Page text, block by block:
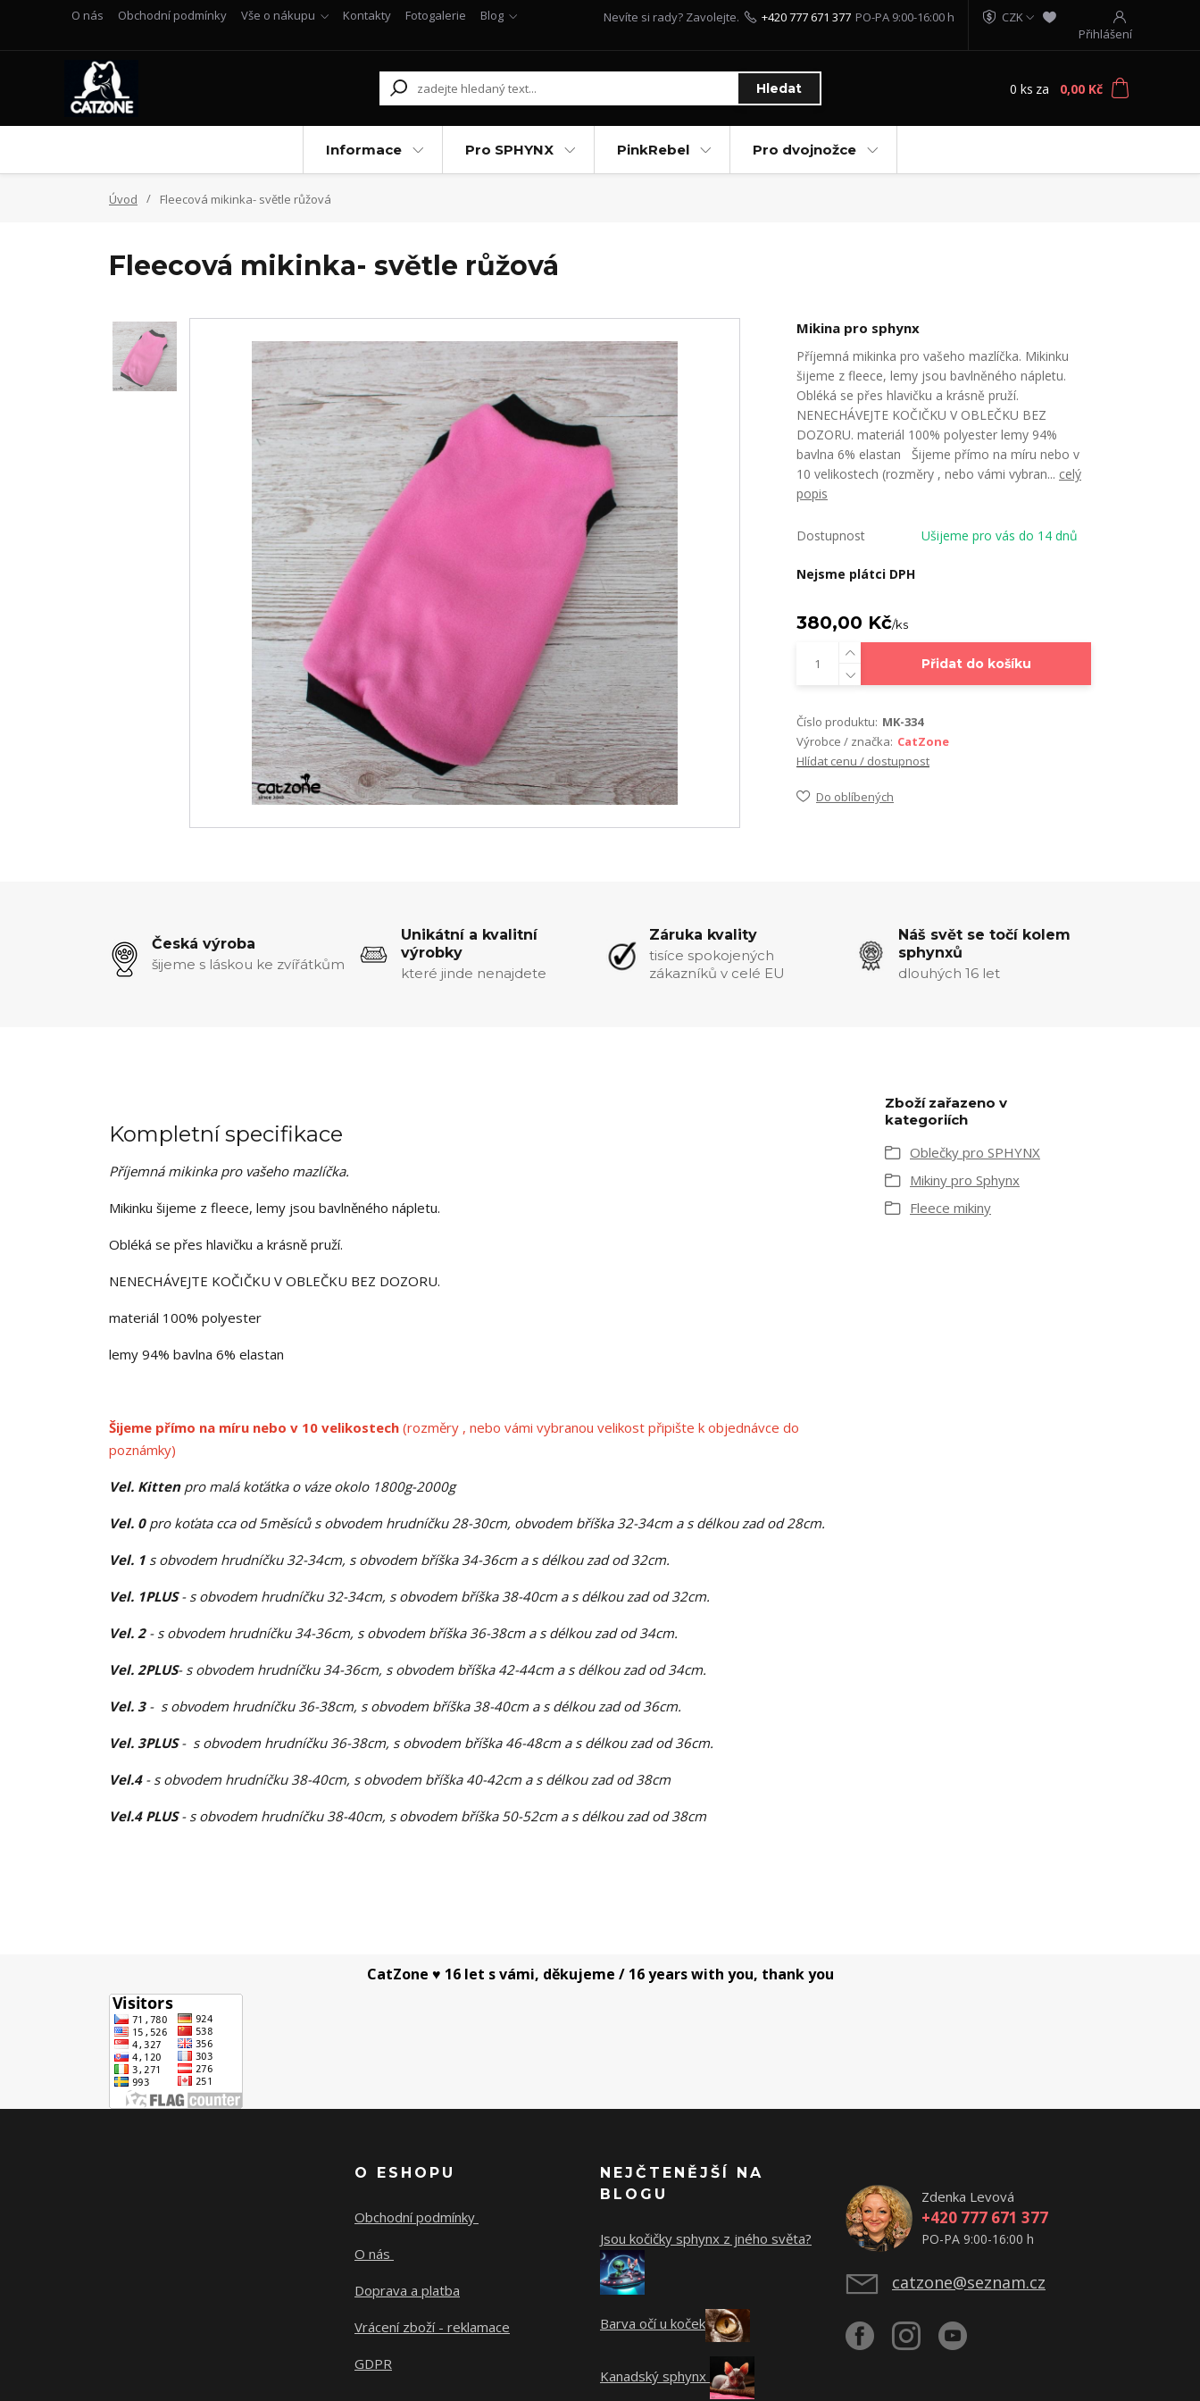
O nás Obchodní podmínky Vše o nákupu Kontakty Fotogalerie Blog
CZK
Přihlášení
Hledat
Nevíte si rady? Zavolejte. +420 777 671 377 PO-PA 9:00-16:00 h
0 ks za 0,00 Kč
Informace Pro SPHYNX PinkRebel Pro dvojnožce
Úvod Fleecová mikinka- světle růžová
Fleecová mikinka- světle růžová
Mikina pro sphynx
Příjemná mikinka pro vašeho mazlíčka. Mikinku
šijeme z fleece, lemy jsou bavlněného nápletu.
Obléká se přes hlavičku a krásně pruží.
NENECHÁVEJTE KOČIČKU V OBLEČKU BEZ
DOZORU. materiál 100% polyester lemy 94%
bavlna 6% elastan Šijeme přímo na míru nebo v
10 velikostech (rozměry , nebo vámi vybran... celý
popis
Dostupnost Ušijeme pro vás do 14 dnů
Nejsme plátci DPH
380,00 Kč/ks
Přidat do košíku
Číslo produktu: MK-334
Výrobce / značka: CatZone
Hlídat cenu / dostupnost
Do oblíbených
Česká výroba
šijeme s láskou ke zvířátkům
Unikátní a kvalitní
výrobky
které jinde nenajdete
Záruka kvality
tisíce spokojených
zákazníků v celé EU
Náš svět se točí kolem
sphynxů
dlouhých 16 let
Kompletní specifikace
Příjemná mikinka pro vašeho mazlíčka.
Mikinku šijeme z fleece, lemy jsou bavlněného nápletu.
Obléká se přes hlavičku a krásně pruží.
NENECHÁVEJTE KOČIČKU V OBLEČKU BEZ DOZORU.
materiál 100% polyester
lemy 94% bavlna 6% elastan
Šijeme přímo na míru nebo v 10 velikostech (rozměry , nebo vámi vybranou velikost připište k objednávce do
poznámky)
Vel. Kitten pro malá koťátka o váze okolo 1800g-2000g
Vel. 0pro koťata cca od 5měsíců s obvodem hrudníčku 28-30cm, obvodem bříška 32-34cm a s délkou zad od 28cm.
Vel. 1 s obvodem hrudníčku 32-34cm, s obvodem bříška 34-36cm a s délkou zad od 32cm.
Vel. 1PLUS- s obvodem hrudníčku 32-34cm, s obvodem bříška 38-40cm a s délkou zad od 32cm.
Vel. 2- s obvodem hrudníčku 34-36cm, s obvodem bříška 36-38cm a s délkou zad od 34cm.
Vel. 2PLUS- s obvodem hrudníčku 34-36cm, s obvodem bříška 42-44cm a s délkou zad od 34cm.
Vel. 3- s obvodem hrudníčku 36-38cm, s obvodem bříška 38-40cm a s délkou zad od 36cm.
Vel. 3PLUS- s obvodem hrudníčku 36-38cm, s obvodem bříška 46-48cm a s délkou zad od 36cm.
Vel.4- s obvodem hrudníčku 38-40cm, s obvodem bříška 40-42cm a s délkou zad od 38cm
Vel.4 PLUS- s obvodem hrudníčku 38-40cm, s obvodem bříška 50-52cm a s délkou zad od 38cm
Zboží zařazeno v
kategoriích
Oblečky pro SPHYNX
Mikiny pro Sphynx
Fleece mikiny
CatZone ♥ 16 let s vámi, děkujeme / 16 years with you, thank you
O ESHOPU
Obchodní podmínky
O nás
Doprava a platba
Vrácení zboží - reklamace
GDPR
NEJČTENĚJŠÍ NA
BLOGU
Jsou kočičky sphynx z jného světa?
Barva očí u koček
Kanadský sphynx
Zdenka Levová
+420 777 671 377
PO-PA 9:00-16:00 h
catzone@seznam.cz